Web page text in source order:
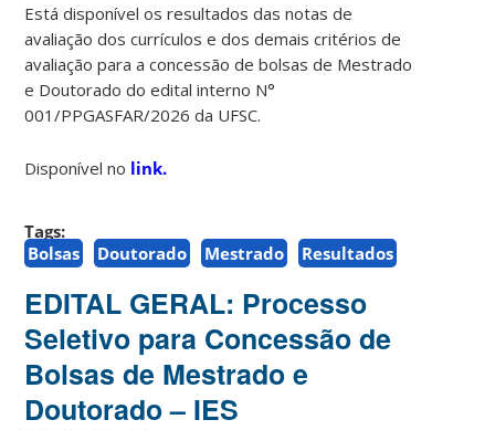
Está disponível os resultados das notas de
avaliação dos currículos e dos demais critérios de
avaliação para a concessão de bolsas de Mestrado
e Doutorado do edital interno N°
001/PPGASFAR/2026 da UFSC.
Disponível no link.
Tags:
Bolsas
Doutorado Mestrado Resultados
EDITAL GERAL: Processo
Seletivo para Concessão de
Bolsas de Mestrado e
Doutorado – IES